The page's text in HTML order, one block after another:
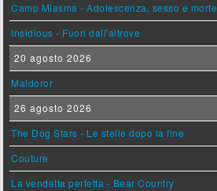
Camp Miasma - Adolescenza, sesso e morte
Insidious - Fuori dall'altrove
20 agosto 2026
Maldoror
26 agosto 2026
The Dog Stars - Le stelle dopo la fine
Couture
La vendetta perfetta - Bear Country